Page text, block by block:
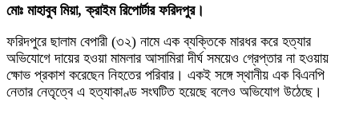
মোঃ মাহাবুব মিয়া, ক্রাইম রিপোর্টার ফরিদপুর।
ফরিদপুরে ছালাম বেপারী (৩২) নামে এক ব্যক্তিকে মারধর করে হত্যার
অভিযোগে দায়ের হওয়া মামলার আসামিরা দীর্ঘ সময়েও গ্রেপ্তার না হওয়ায়
ক্ষোভ প্রকাশ করেছেন নিহতের পরিবার। একই সঙ্গে স্থানীয় এক বিএনপি
নেতার নেতৃত্বে এ হত্যাকাণ্ড সংঘটিত হয়েছে বলেও অভিযোগ উঠেছে।